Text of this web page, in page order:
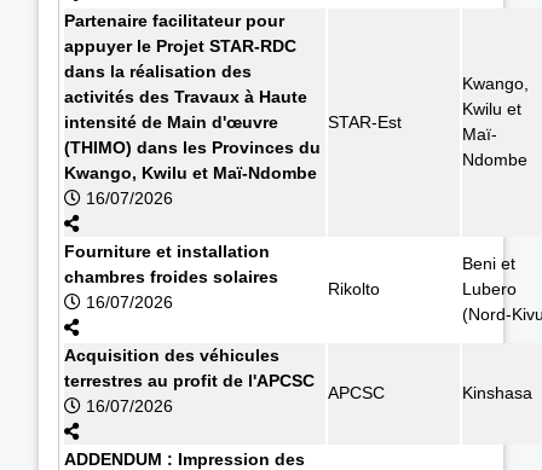
Partenaire facilitateur pour
appuyer le Projet STAR-RDC
dans la réalisation des
activités des Travaux à Haute
intensité de Main d'œuvre
(THIMO) dans les Provinces du
Kwango, Kwilu et Maï-Ndombe
16/07/2026
STAR-Est
Kwango,
Kwilu et
Maï-
Ndombe
Fourniture et installation
chambres froides solaires
16/07/2026
Rikolto
Beni et
Lubero
(Nord-
Acquisition des véhicules
terrestres au profit de l'APCSC
16/07/2026
APCSC Kinshasa
ADDENDUM : Impression des